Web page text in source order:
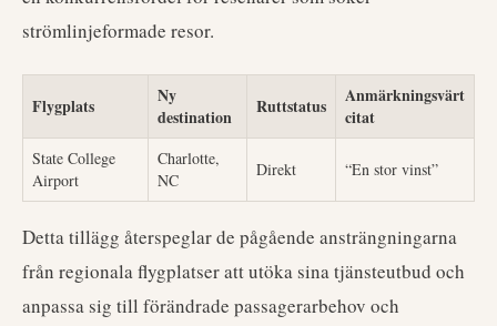
strömlinjeformade resor.
Flygplats
Ny
destination
Ruttstatus
Anmärkningsvärt
citat
State College
Airport
Charlotte,
NC
Direkt “En stor vinst”
Detta tillägg återspeglar de pågående ansträngningarna
från regionala flygplatser att utöka sina tjänsteutbud och
anpassa sig till förändrade passagerarbehov och